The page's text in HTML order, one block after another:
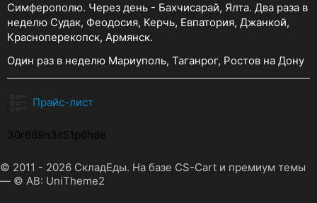
Симферополю. Через день - Бахчисарай, Ялта. Два раза в
неделю Судак, Феодосия, Керчь, Евпатория, Джанкой,
Красноперекопск, Армянск.
Один раз в неделю Мариуполь, Таганрог, Ростов на Дону
Прайс-лист
30r689n3c51p6hde
© 2011 - 2026 СкладЕды. На базе CS-Cart и премиум темы
— © AB: UniTheme2